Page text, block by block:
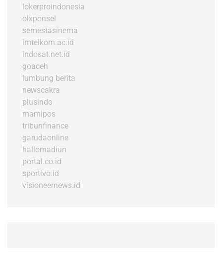
lokerproindonesia
olxponsel
semestasinema
imtelkom.ac.id
indosat.net.id
goaceh
lumbung berita
newscakra
plusindo
mamipos
tribunfinance
garudaonline
hallomadiun
portal.co.id
sportivo.id
visioneernews.id